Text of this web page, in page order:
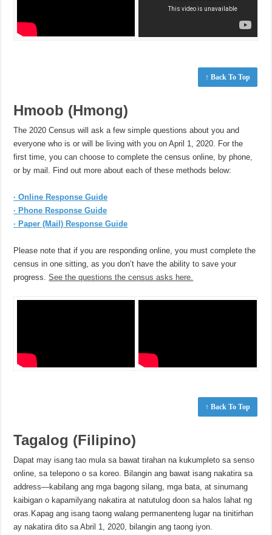
↑ Back To Top
Hmoob (Hmong)
The 2020 Census will ask a few simple questions about you and
everyone who is or will be living with you on April 1, 2020. For the
first time, you can choose to complete the census online, by phone,
or by mail. Find out more about each of these methods below:
· Online Response Guide
· Phone Response Guide
· Paper (Mail) Response Guide
Please note that if you are responding online, you must complete the
census in one sitting, as you don’t have the ability to save your
progress.See the questions the census asks here.
↑ Back To Top
Tagalog (Filipino)
Dapat may isang tao mula sa bawat tirahan na kukumpleto sa senso
online, sa telepono o sa koreo. Bilangin ang bawat isang nakatira sa
address—kabilang ang mga bagong silang, mga bata, at sinumang
kaibigan o kapamilyang nakatira at natutulog doon sa halos lahat ng
oras.Kapag ang isang taong walang permanenteng lugar na tinitirhan
ay nakatira dito sa Abril 1, 2020, bilangin ang taong iyon.